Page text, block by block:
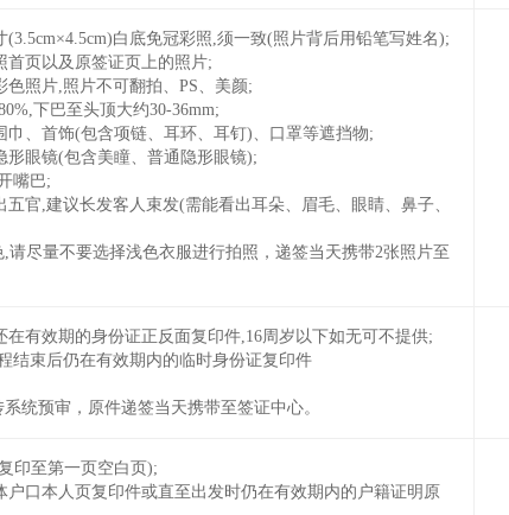
(3.5cm×4.5cm)白底免冠彩照,须一致(照片背后用铅笔写姓名);
首页以及原签证页上的照片;
色照片,照片不可翻拍、PS、美颜;
下巴至头顶大约30-36mm;
巾、首饰(包含项链、耳环、耳钉)、口罩等遮挡物;
形眼镜(包含美瞳、普通隐形眼镜);
嘴巴;
五官,建议长发客人束发(需能看出耳朵、眉毛、眼睛、鼻子、
请尽量不要选择浅色衣服进行拍照，递签当天携带2张照片至
在有效期的身份证正反面复印件,16周岁以下如无可不提供;
结束后仍在有效期内的临时身份证复印件
统预审，原件递签当天携带至签证中心。
印至第一页空白页);
户口本人页复印件或直至出发时仍在有效期内的户籍证明原